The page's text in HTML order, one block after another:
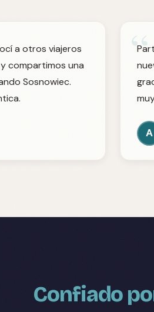
a otros viajeros
compartimos una
Sosnowiec.
“
A
Confiado